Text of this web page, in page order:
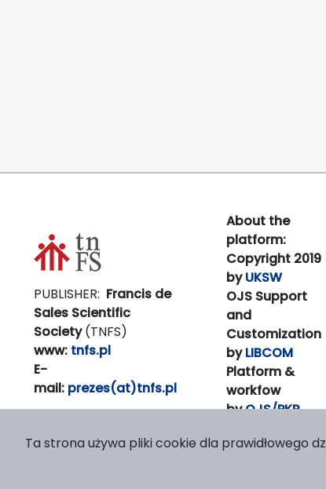
PUBLISHER: Francis de
Sales Scientific
Society(TNFS)
www: tnfs.pl
E-
mail: prezes(at)tnfs.pl
About the
platform:
Copyright 2019
byUKSW
OJS Support
and
Customization
byLIBCOM
Platform &
workfow
byOJS/PKP
Ta strona używa pliki cookie dla prawidłowego